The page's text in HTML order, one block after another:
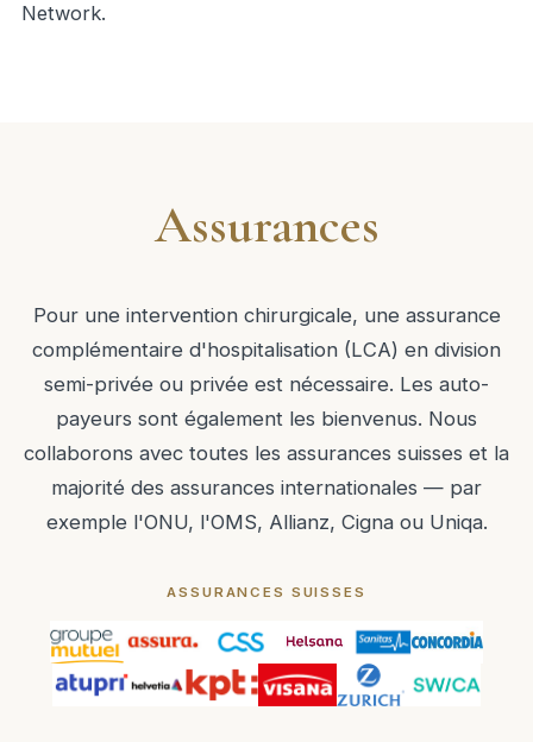
Network.
Assurances
Pour une intervention chirurgicale, une assurance
complémentaire d'hospitalisation (LCA) en division
semi-privée ou privée est nécessaire. Les auto-
payeurs sont également les bienvenus. Nous
collaborons avec toutes les assurances suisses et la
majorité des assurances internationales — par
exemple l'ONU, l'OMS, Allianz, Cigna ou Uniqa.
ASSURANCES SUISSES